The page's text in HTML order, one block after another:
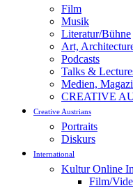
Film
Musik
Literatur/Bühne
Art,
Podcasts
Talks &
Medien,
CREATIVE
Creative Austrians
Portraits
Diskurs
International
Kultur Online
Film/